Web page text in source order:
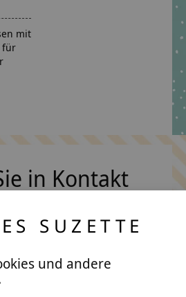
mit
für
in Kontakt
wir übertreiben es nicht
SUZETTE
und andere